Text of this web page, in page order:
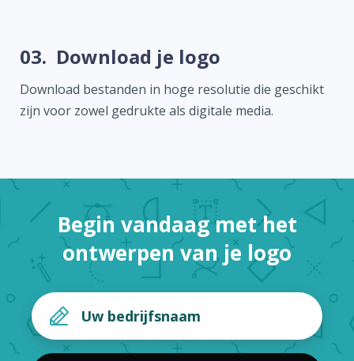
03. Download je logo
Download bestanden in hoge resolutie die geschikt
zijn voor zowel gedrukte als digitale media.
Begin vandaag met het
ontwerpen van je logo